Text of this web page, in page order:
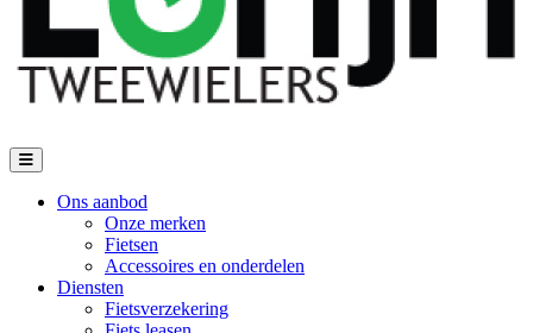
Ons aanbod
Onze merken
Fietsen
Accessoires en onderdelen
Diensten
Fietsverzekering